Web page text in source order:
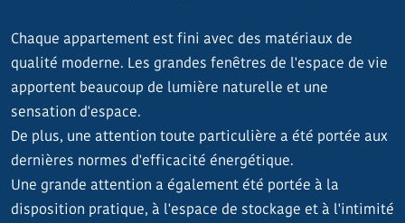
Chaque appartement est fini avec des matériaux de
qualité moderne. Les grandes fenêtres de l'espace de vie
apportent beaucoup de lumière naturelle et une
sensation d'espace.
De plus, une attention toute particulière a été portée aux
dernières normes d'efficacité énergétique.
Une grande attention a également été portée à la
disposition pratique, à l'espace de stockage et à l'intimité